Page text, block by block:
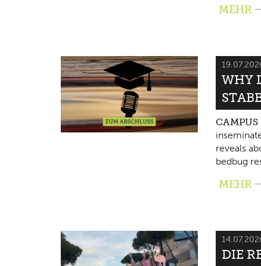
MEHR
WHY
CAMPUS
reveals
bedbug
MEHR
DIE